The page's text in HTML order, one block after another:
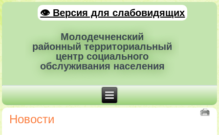
👁 Версия для слабовидящих
Молодечненский
районный территориальный
центр социального
обслуживания населения
Новости